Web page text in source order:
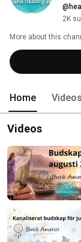
2K
More about this
Home Videos
Videos